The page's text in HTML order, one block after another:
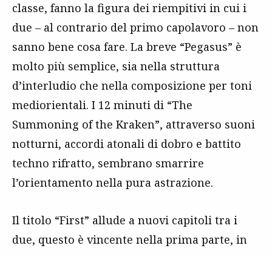
classe, fanno la figura dei riempitivi in cui i
due – al contrario del primo capolavoro – non
sanno bene cosa fare. La breve “Pegasus” è
molto più semplice, sia nella struttura
d’interludio che nella composizione per toni
mediorientali. I 12 minuti di “The
Summoning of the Kraken”, attraverso suoni
notturni, accordi atonali di dobro e battito
techno rifratto, sembrano smarrire
l’orientamento nella pura astrazione.
Il titolo “First” allude a nuovi capitoli tra i
due, questo è vincente nella prima parte, in